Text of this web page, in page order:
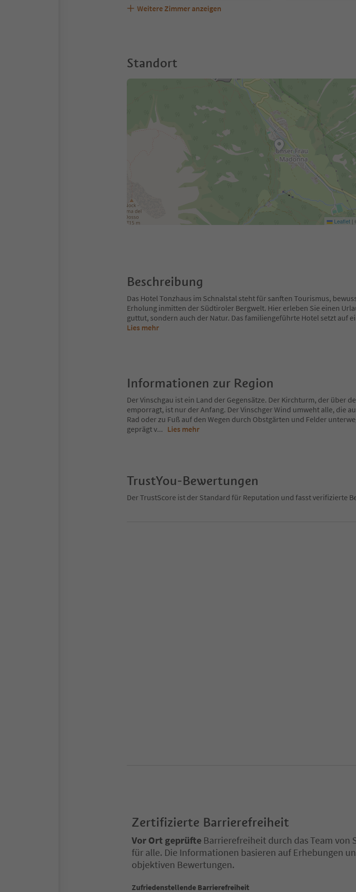
Weitere Zimmer anzeigen
Standort
Leaflet |
Beschreibung
Das Hotel Tonzhaus im Schnalstal steht für sanften Tourismus,
Erholung inmitten der Südtiroler Bergwelt. Hier erleben Sie einen
guttut, sondern auch der Natur. Das familiengeführte Hotel setzt auf
Lies mehr
Informationen zur Region
Der Vinschgau ist ein Land der Gegensätze. Der Kirchturm, der über
emporragt, ist nur der Anfang. Der Vinschger Wind umweht alle, die
Rad oder zu Fuß auf den Wegen durch Obstgärten und Felder
geprägt v... Lies mehr
TrustYou-Bewertungen
Der TrustScore ist der Standard für Reputation und fasst verifizierte
Zertifizierte Barrierefreiheit
Vor Ort geprüfte Barrierefreiheit durch das Team von
für alle. Die Informationen basieren auf Erhebungen
objektiven Bewertungen.
Zufriedenstellende Barrierefreiheit